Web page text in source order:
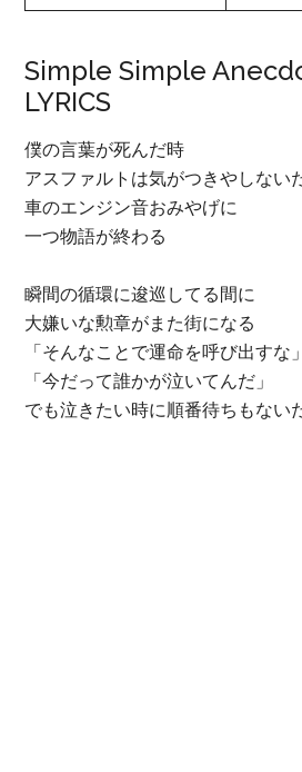
Simple Simple
LYRICS
僕の言葉が死んだ時
アスファルトは気がつきやしない
車のエンジン音おみやげに
一つ物語が終わる
瞬間の循環に逡巡してる間に
大嫌いな勲章がまた街になる
「そんなことで運命を呼び出すな」
「今だって誰かが泣いてんだ」
でも泣きたい時に順番待ちもない